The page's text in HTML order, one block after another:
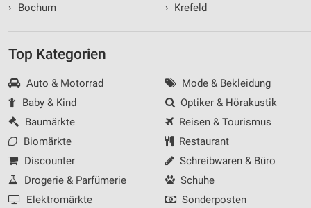
›
Bochum
› Krefeld
Top Kategorien
Auto & Motorrad
Baby & Kind
Baumärkte
Biomärkte
Discounter
Drogerie & Parfümerie
Elektromärkte
Mode & Bekleidung
Optiker & Hörakustik
Reisen & Tourismus
Restaurant
Schreibwaren & Büro
Schuhe
Sonderposten